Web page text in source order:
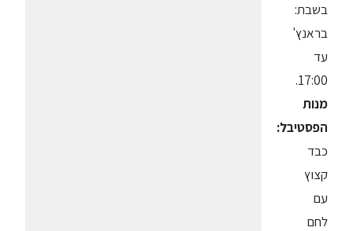
בשבת:
בראנץ'
עד
17:00.
מנות
הפסטיבל:
כבד
קצוץ
עם
לחם